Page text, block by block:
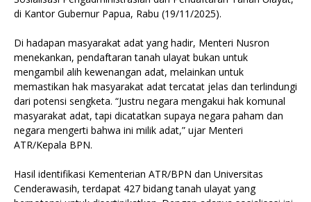
di Kantor Gubernur Papua, Rabu (19/11/2025).
Di hadapan masyarakat adat yang hadir, Menteri Nusron
menekankan, pendaftaran tanah ulayat bukan untuk
mengambil alih kewenangan adat, melainkan untuk
memastikan hak masyarakat adat tercatat jelas dan terlindungi
dari potensi sengketa. “Justru negara mengakui hak komunal
masyarakat adat, tapi dicatatkan supaya negara paham dan
negara mengerti bahwa ini milik adat,” ujar Menteri
ATR/Kepala BPN.
Hasil identifikasi Kementerian ATR/BPN dan Universitas
Cenderawasih, terdapat 427 bidang tanah ulayat yang